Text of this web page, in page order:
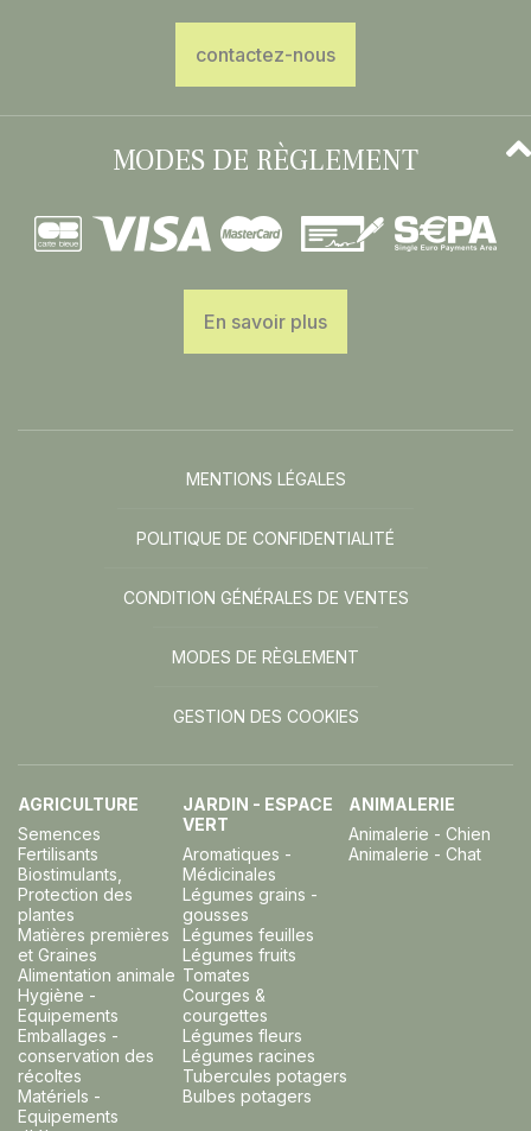
contactez-nous
MODES DE RÈGLEMENT
En savoir plus
MENTIONS LÉGALES
POLITIQUE DE CONFIDENTIALITÉ
CONDITION GÉNÉRALES DE VENTES
MODES DE RÈGLEMENT
GESTION DES COOKIES
AGRICULTURE
Semences
Fertilisants
Biostimulants,
Protection des
plantes
Matières premières
et Graines
Alimentation animale
Hygiène -
Equipements
Emballages -
conservation des
récoltes
Matériels -
Equipements
JARDIN - ESPACE
VERT
Aromatiques -
Médicinales
Légumes grains -
gousses
Légumes feuilles
Légumes fruits
Tomates
Courges &
courgettes
Légumes fleurs
Légumes racines
Tubercules potagers
Bulbes potagers
ANIMALERIE
Animalerie - Chien
Animalerie - Chat